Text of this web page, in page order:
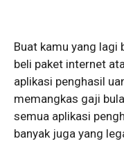
Buat kamu yang lagi
beli paket internet
aplikasi penghasil
memangkas gaji
semua aplikasi
banyak juga yang